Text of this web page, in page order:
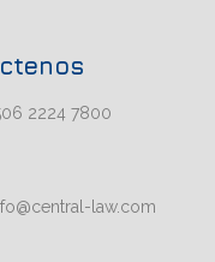
2224 7800
law.com